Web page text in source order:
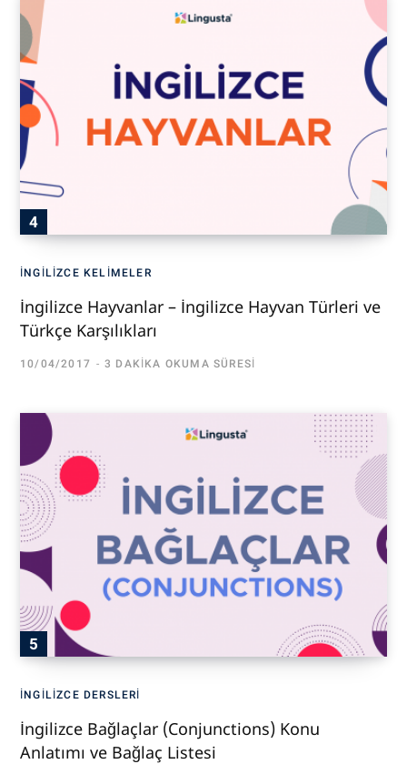
İNGILIZCE KELIMELER
İngilizce Hayvanlar – İngilizce Hayvan Türleri ve
Türkçe Karşılıkları
10/04/2017 3 DAKIKA OKUMA SÜRESI
İNGILIZCE DERSLERI
İngilizce Bağlaçlar (Conjunctions) Konu
Anlatımı ve Bağlaç Listesi